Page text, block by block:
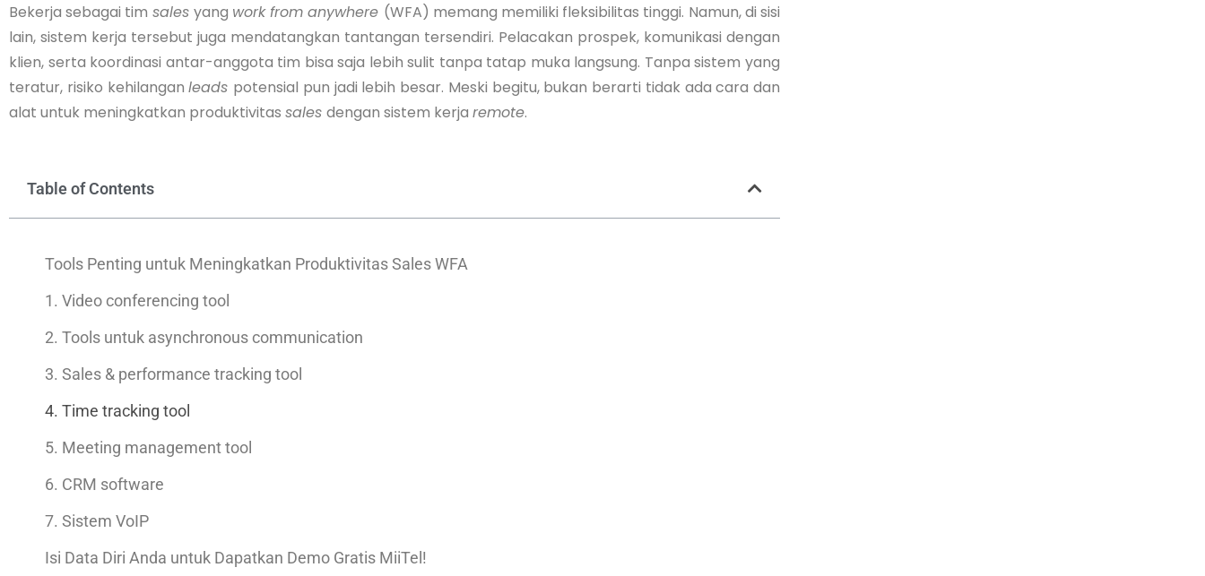
Bekerja sebagai tim sales yang work from anywhere (WFA) memang memiliki fleksibilitas tinggi. Namun, di sisi
lain, sistem kerja tersebut juga mendatangkan tantangan tersendiri. Pelacakan prospek, komunikasi dengan
klien, serta koordinasi antar-anggota tim bisa saja lebih sulit tanpa tatap muka langsung. Tanpa sistem yang
teratur, risiko kehilanganleads potensial pun jadi lebih besar. Meski begitu, bukan berarti tidak ada cara dan
alat untuk meningkatkan produktivitas sales dengan sistem kerja remote.
Table of Contents
Tools Penting untuk Meningkatkan Produktivitas Sales WFA
1. Video conferencing tool
2. Tools untuk asynchronous communication
3. Sales & performance tracking tool
4. Time tracking tool
5. Meeting management tool
6. CRM software
7. Sistem VoIP
Isi Data Diri Anda untuk Dapatkan Demo Gratis MiiTel!